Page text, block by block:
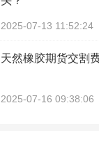
2025-07-13 11:52:24
天然橡胶期货交割
2025-07-16 09:38:06